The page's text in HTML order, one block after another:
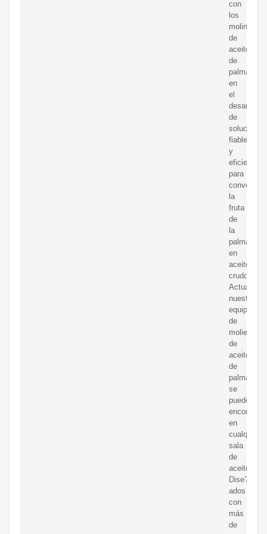
con
los
molinos
de
aceite
de
palma
en
el
desarrollo
de
soluciones
fiables
y
eficientes
para
convertir
la
fruta
de
la
palma
en
aceite
crudo.
nuestro
equipo
de
molienda
de
aceite
de
palma
se
puede
encontrar
en
cualquier
sala
de
aceite.
Dise?
ados
con
más
de